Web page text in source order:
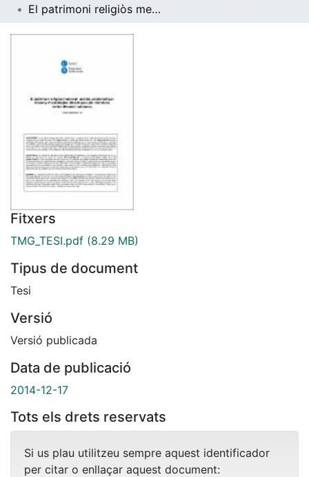
El patrimoni religiòs medieval: anàlisi, problemàtica i disseny d'estratègies didàctiques als immobles de les diòcesis catalanes
Fitxers
TMG_TESI.pdf (8.29 MB)
Tipus de document
Tesi
Versió
Versió publicada
Data de publicació
2014-12-17
Tots els drets reservats
Si us plau utilitzeu sempre aquest identificador
per citar o enllaçar aquest document: